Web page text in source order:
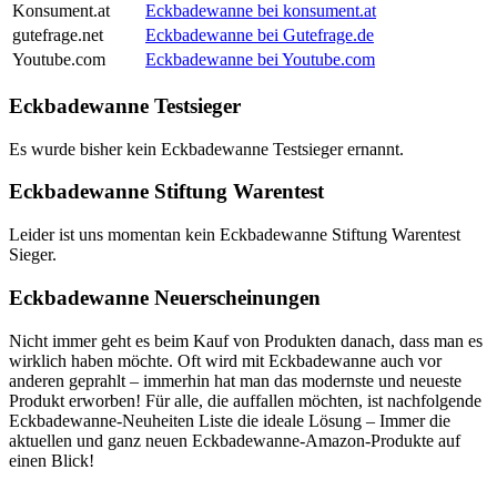
Konsument.at
Eckbadewanne bei konsument.at
gutefrage.net
Eckbadewanne bei Gutefrage.de
Youtube.com
Eckbadewanne bei Youtube.com
Eckbadewanne Testsieger
Es wurde bisher kein Eckbadewanne Testsieger ernannt.
Eckbadewanne Stiftung Warentest
Leider ist uns momentan kein Eckbadewanne Stiftung Warentest
Sieger.
Eckbadewanne Neuerscheinungen
Nicht immer geht es beim Kauf von Produkten danach, dass man es
wirklich haben möchte. Oft wird mit Eckbadewanne auch vor
anderen geprahlt – immerhin hat man das modernste und neueste
Produkt erworben! Für alle, die auffallen möchten, ist nachfolgende
Eckbadewanne-Neuheiten Liste die ideale Lösung – Immer die
aktuellen und ganz neuen Eckbadewanne-Amazon-Produkte auf
einen Blick!